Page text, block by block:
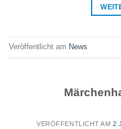
Veröffentlicht am News
VERÖFFENTLICHT AM2